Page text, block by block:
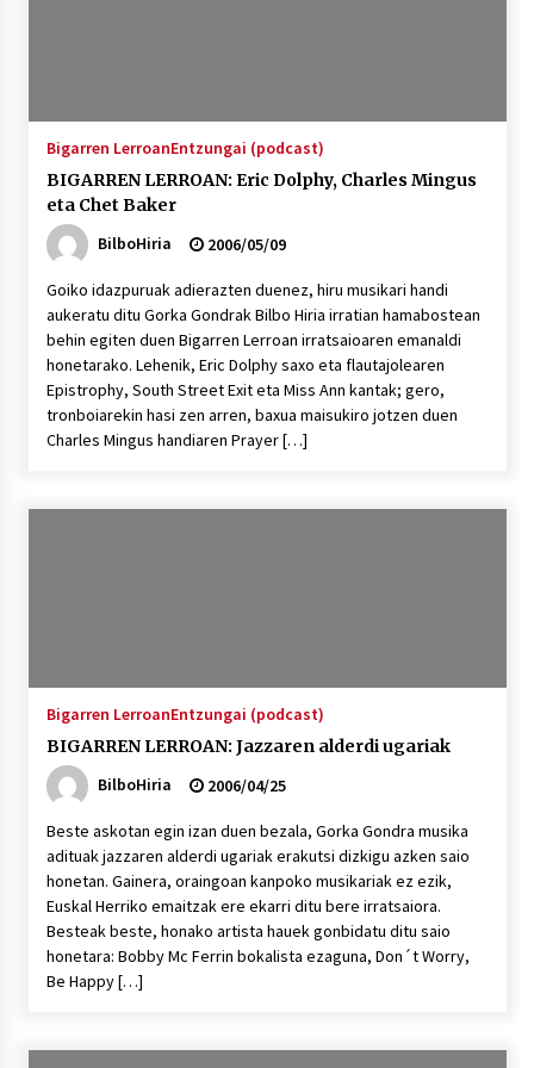
Bigarren LerroanEntzungai (podcast)
BIGARREN LERROAN: Eric Dolphy, Charles Mingus
eta Chet Baker
BilboHiria
2006/05/09
Goiko idazpuruak adierazten duenez, hiru musikari handi
aukeratu ditu Gorka Gondrak Bilbo Hiria irratian hamabostean
behin egiten duen Bigarren Lerroan irratsaioaren emanaldi
honetarako. Lehenik, Eric Dolphy saxo eta flautajolearen
Epistrophy, South Street Exit eta Miss Ann kantak; gero,
tronboiarekin hasi zen arren, baxua maisukiro jotzen duen
Charles Mingus handiaren Prayer […]
Bigarren LerroanEntzungai (podcast)
BIGARREN LERROAN: Jazzaren alderdi ugariak
BilboHiria
2006/04/25
Beste askotan egin izan duen bezala, Gorka Gondra musika
adituak jazzaren alderdi ugariak erakutsi dizkigu azken saio
honetan. Gainera, oraingoan kanpoko musikariak ez ezik,
Euskal Herriko emaitzak ere ekarri ditu bere irratsaiora.
Besteak beste, honako artista hauek gonbidatu ditu saio
honetara: Bobby Mc Ferrin bokalista ezaguna, Don´t Worry,
Be Happy […]